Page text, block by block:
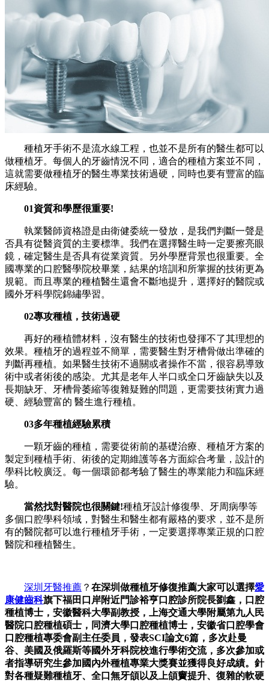
種植牙手術不是流水線工程，也並不是所有的醫生都可以
做種植牙。每個人的牙齒情況不同，適合的種植方案並不同，
這就需要做種植牙的醫生專業技術過硬，同時也要有豐富的臨
床經驗。
01資質和學歷很重要!
執業醫師資格證是由衛健委統一發放，是我們判斷一聲是
否具有從醫資質的主要標準。我們在選擇醫生時一定要擦亮眼
鏡，確定醫生是否具有從業資質。另外學歷背景也很重要。全
國專業的口腔醫學院校畢業，結果的培訓和所掌握的技術更為
規範。而且專業的種植醫生還會不斷地提升，選擇好的醫院或
國外牙科學院錦繡學習。
02專攻種植，技術過硬
再好的種植體材料，沒有醫生的技術也發揮不了其理想的
效果。種植牙的過程並不簡單，需要醫生對牙槽骨做出準確的
判斷再種植。如果醫生技術不過關或者操作不當，很容易導致
術中或者術後的感染。尤其是老年人半口或全口牙齒缺失以及
長期缺牙、牙槽骨萎縮等復雜疑難的問題，更需要技術實力過
硬、經驗豐富的 醫生進行種植。
03多年種植經驗累積
一顆牙齒的種植，需要從術前的基礎治療、種植牙方案的
製定到種植手術、術後的定期維護等各方面綜合考量，設計的
學科比較廣泛。每一個環節都考驗了醫生的專業能力和臨床經
驗。
當然找對醫院也很關鍵!種植牙設計修復學、牙周病學等
多個口腔學科領域，對醫生和醫生都有嚴格的要求，並不是所
有的醫院都可以進行種植牙手術，一定要選擇專業正規的口腔
醫院和種植醫生。
深圳牙醫推薦 ？ 在深圳做種植牙修復推薦大家可以選擇愛
康健齒科旗下福田口岸附近門診裕亨口腔診所院長劉鑫，口腔
種植博士，安徽醫科大學副教授，上海交通大學附屬第九人民
醫院口腔種植碩士，同濟大學口腔種植博士，安徽省口腔學會
口腔種植專委會副主任委員，發表SCI論文6篇，多次赴曼
谷、美國及俄羅斯等國外牙科院校進行學術交流，多次參加或
者指導研究生參加國內外種植專業大獎賽並獲得良好成績。針
對各種疑難種植牙、全口無牙頜以及上頜竇提升、復雜的軟硬